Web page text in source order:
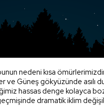
nedeni kısa
ve Güneş gökyüzünde asılı
hassas denge kolayca
dramatik iklim